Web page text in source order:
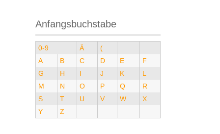
Anfangsbuchstabe
0-9 Ä
(
A
B C D E
F
G
H I J K
L
M
N O P Q
R
S
T U V W
X
Y
Z